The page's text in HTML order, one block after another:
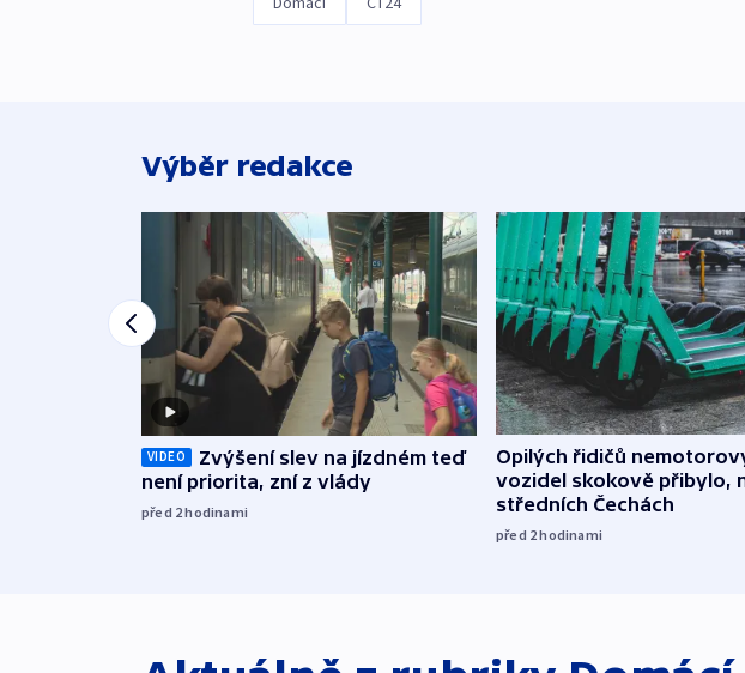
Výběr redakce
VIDEO
Zvýšení slev na jízdném teď
není priorita, zní z vlády
před 2hodinami
Opilých řidičů
vozidel skokově přibylo,
středních Čechách
před 2hodinami